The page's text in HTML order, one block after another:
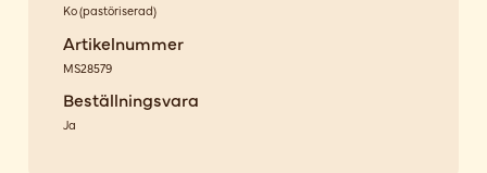
Ko(pastöriserad)
Artikelnummer
MS28579
Beställningsvara
Ja